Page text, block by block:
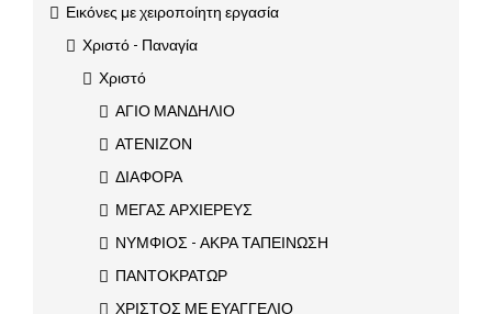
Εικόνες με χειροποίητη εργασία
Χριστό - Παναγία
Χριστό
ΑΓΙΟ ΜΑΝΔΗΛΙΟ
ΑΤΕΝΙΖΟΝ
ΔΙΑΦΟΡΑ
ΜΕΓΑΣ ΑΡΧΙΕΡΕΥΣ
ΝΥΜΦΙΟΣ - ΑΚΡΑ ΤΑΠΕΙΝΩΣΗ
ΠΑΝΤΟΚΡΑΤΩΡ
ΧΡΙΣΤΟΣ ΜΕ ΕΥΑΓΓΕΛΙΟ